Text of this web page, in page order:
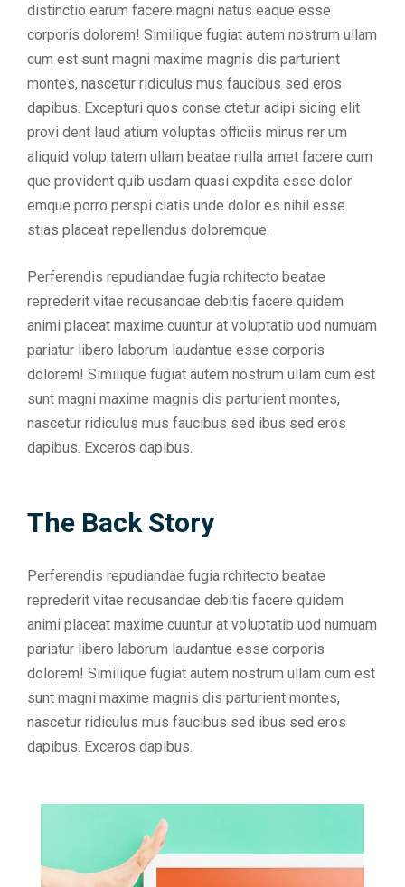
distinctio earum facere magni natus eaque esse
corporis dolorem! Similique fugiat autem nostrum ullam
cum est sunt magni maxime magnis dis parturient
montes, nascetur ridiculus mus faucibus sed eros
dapibus. Excepturi quos conse ctetur adipi sicing elit
provi dent laud atium voluptas officiis minus rer um
aliquid volup tatem ullam beatae nulla amet facere cum
que provident quib usdam quasi expdita esse dolor
emque porro perspi ciatis unde dolor es nihil esse
stias placeat repellendus doloremque.
Perferendis repudiandae fugia rchitecto beatae
reprederit vitae recusandae debitis facere quidem
animi placeat maxime cuuntur at voluptatib uod numuam
pariatur libero laborum laudantue esse corporis
dolorem! Similique fugiat autem nostrum ullam cum est
sunt magni maxime magnis dis parturient montes,
nascetur ridiculus mus faucibus sed ibus sed eros
dapibus. Exceros dapibus.
The Back Story
Perferendis repudiandae fugia rchitecto beatae
reprederit vitae recusandae debitis facere quidem
animi placeat maxime cuuntur at voluptatib uod numuam
pariatur libero laborum laudantue esse corporis
dolorem! Similique fugiat autem nostrum ullam cum est
sunt magni maxime magnis dis parturient montes,
nascetur ridiculus mus faucibus sed ibus sed eros
dapibus. Exceros dapibus.